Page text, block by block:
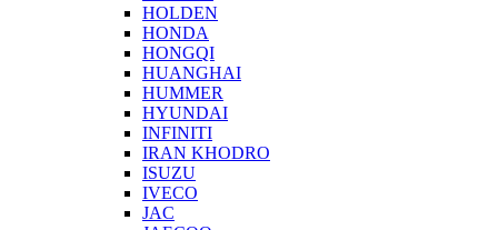
HOLDEN
HONDA
HONGQI
HUANGHAI
HUMMER
HYUNDAI
INFINITI
IRAN KHODRO
ISUZU
IVECO
JAC